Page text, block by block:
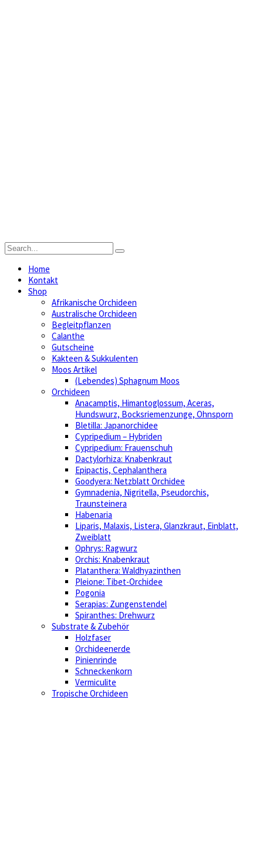
Home
Kontakt
Shop
Afrikanische Orchideen
Australische Orchideen
Begleitpflanzen
Calanthe
Gutscheine
Kakteen & Sukkulenten
Moos Artikel
(Lebendes) Sphagnum Moos
Orchideen
Anacamptis, Himantoglossum, Aceras,
Hundswurz, Bocksriemenzunge, Ohnsporn
Bletilla: Japanorchidee
Cypripedium – Hybriden
Cypripedium: Frauenschuh
Dactylorhiza: Knabenkraut
Epipactis, Cephalanthera
Goodyera: Netzblatt Orchidee
Gymnadenia, Nigritella, Pseudorchis,
Traunsteinera
Habenaria
Liparis, Malaxis, Listera, Glanzkraut, Einblatt,
Zweiblatt
Ophrys: Ragwurz
Orchis: Knabenkraut
Platanthera: Waldhyazinthen
Pleione: Tibet-Orchidee
Pogonia
Serapias: Zungenstendel
Spiranthes: Drehwurz
Substrate & Zubehör
Holzfaser
Orchideenerde
Pinienrinde
Schneckenkorn
Vermiculite
Tropische Orchideen